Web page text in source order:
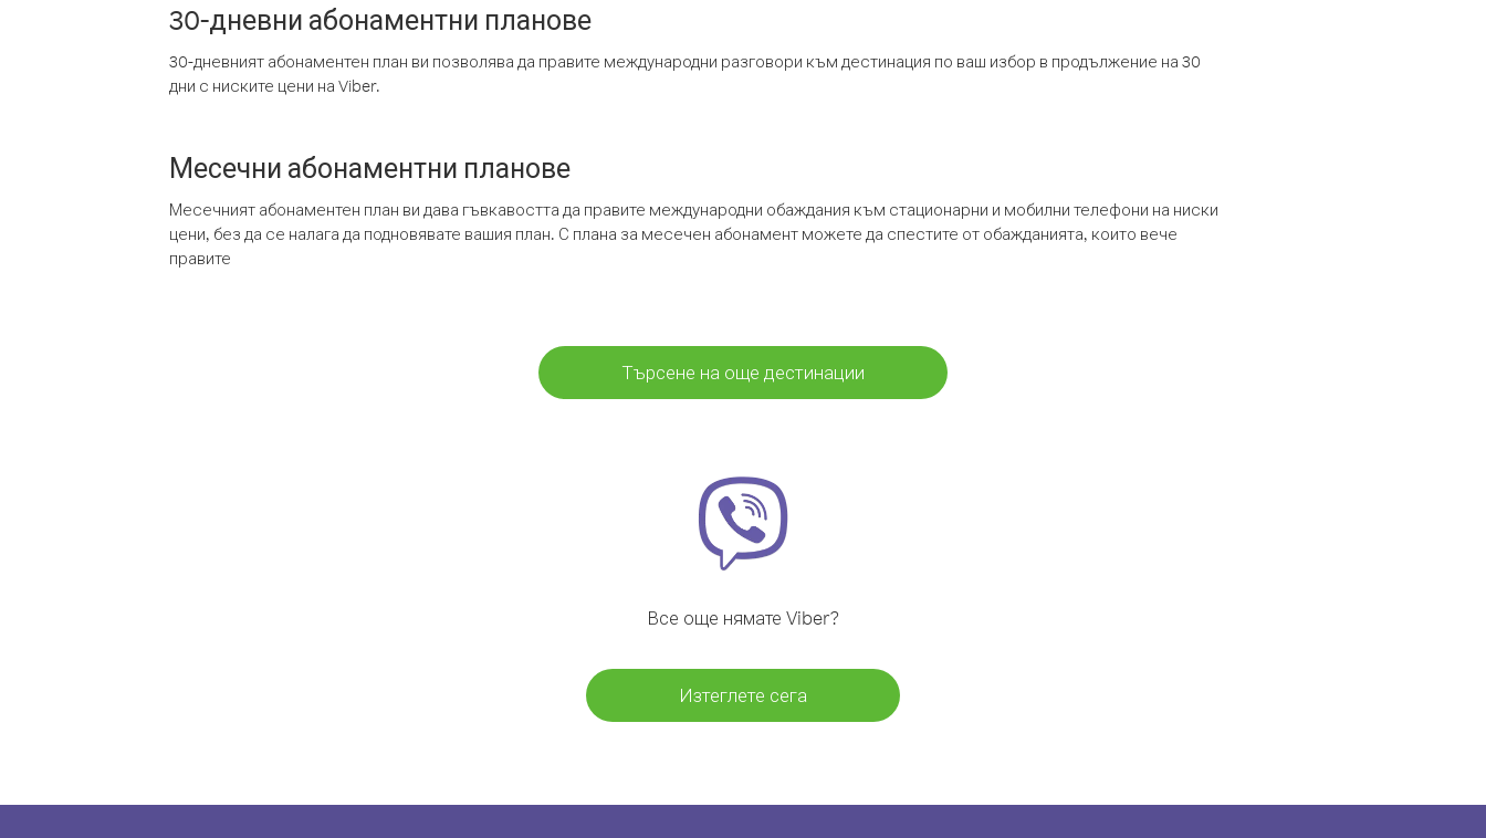
30-дневни абонаментни планове
30-дневният абонаментен план ви позволява да правите международни разговори към дестинация по ваш избор в продължение на 30
дни с ниските цени на Viber.
Месечни абонаментни планове
Месечният абонаментен план ви дава гъвкавостта да правите международни обаждания към стационарни и мобилни телефони на ниски
цени, без да се налага да подновявате вашия план. С плана за месечен абонамент можете да спестите от обажданията, които вече
правите
Търсене на още дестинации
Все още нямате Viber?
Изтеглете сега